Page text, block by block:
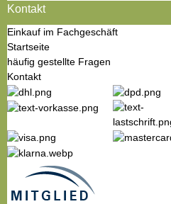
Kontakt
Einkauf im Fachgeschäft
Startseite
häufig gestellte Fragen
Kontakt